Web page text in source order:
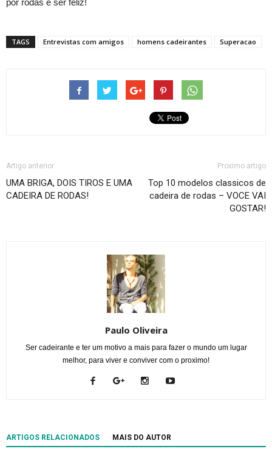
por rodas e ser feliz!
TAGS Entrevistas com amigos homens cadeirantes Superacao
Artigo anterior
UMA BRIGA, DOIS TIROS E UMA
CADEIRA DE RODAS!
Proximo artigo
Top 10 modelos classicos de
cadeira de rodas – VOCE VAI
GOSTAR!
Paulo Oliveira
Ser cadeirante e ter um motivo a mais para fazer o mundo um lugar
melhor, para viver e conviver com o proximo!
ARTIGOS RELACIONADOS MAIS DO AUTOR